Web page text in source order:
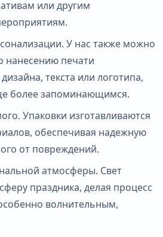
или другим
У нас также можно
нанесению печати
текста или логотипа,
более запоминающимся.
Упаковки изготавливаются
обеспечивая надежную
от повреждений.
атмосферы. Свет
праздника, делая процесс
волнительным,